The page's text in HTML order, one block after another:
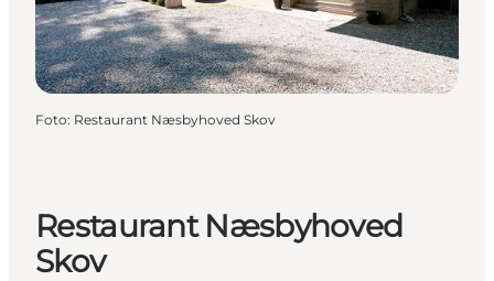
Foto: Restaurant Næsbyhoved Skov
Restaurant Næsbyhoved
Skov